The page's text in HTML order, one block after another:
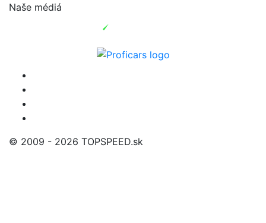
Naše médiá
© 2009 - 2026 TOPSPEED.sk